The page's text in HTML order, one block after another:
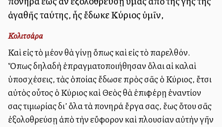
ἀγαθῆς ταύτης, ἧς ἔδωκε Κύριος ὑμῖν,
Κολιτσάρα
Καὶ εἰς τὸ μέλλον θὰ γίνῃ ὅπως καὶ εἰς τὸ παρελθόν.
Ὅπως δηλαδὴ ἐπραγματοποιήθησαν ὅλαι αἱ καλαὶ
ὑποσχέσεις, τὰς ὁποίας ἔδωσε πρὸς σᾶς ὁ Κύριος, ἔτσι
αὐτὸς οὗτος ὁ Κύριος καὶ Θεὸς θὰ ἐπιφέρῃ ἐναντίον
σας τιμωρίας δι’ ὅλα τὰ πονηρά ἔργα σας, ἕως ὅτου σᾶς
ἐξολοθρεύσῃ ἀπὸ τὴν εὔφορον καὶ πλουσίαν αὐτὴν γῆν